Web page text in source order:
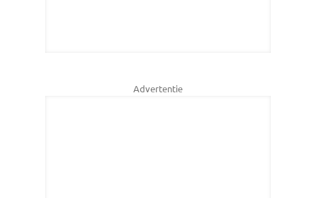
Advertentie